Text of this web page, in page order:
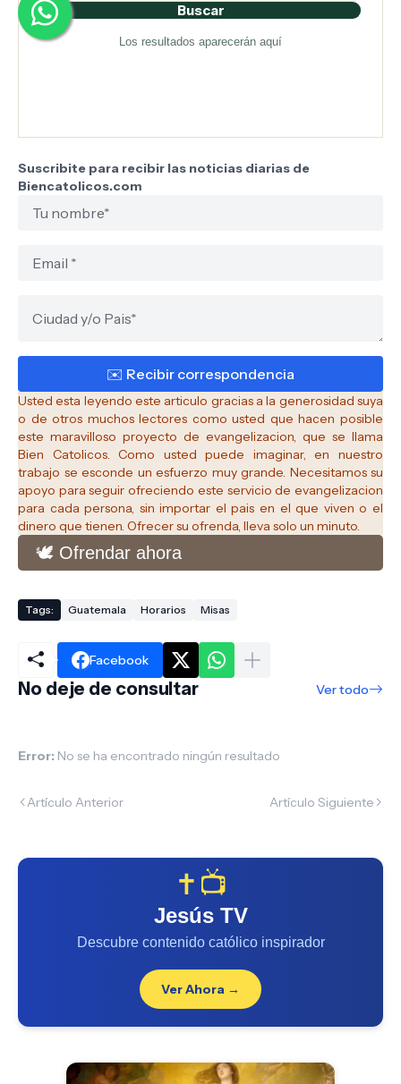
Buscar
Los resultados aparecerán aquí
Suscribite para recibir las noticias diarias de
Biencatolicos.com
Usted esta leyendo este articulo gracias a la generosidad suya
o de otros muchos lectores como usted que hacen posible
este maravilloso proyecto de evangelizacion, que se llama
Bien Catolicos.Como usted puede imaginar, en nuestro
trabajo se esconde un esfuerzo muy grande. Necesitamos su
apoyo para seguir ofreciendo este servicio de evangelizacion
para cada persona, sin importar el pais en el que viven o el
dinero que tienen. Ofrecer su ofrenda, lleva solo un minuto.
🕊️ Ofrendar ahora
Tags: Guatemala Horarios Misas
Facebook
No deje de consultar Ver todo
Error: No se ha encontrado ningún resultado
Artículo Anterior Artículo Siguiente
✝️📺
Jesús TV
Descubre contenido católico inspirador
Ver Ahora →